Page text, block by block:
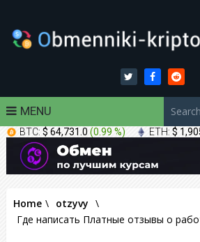
MENU
BTC: $ 64,731.0 (0.99 %) ETH: $
Home \ otzyvy \
Где написать Платные отзывы о